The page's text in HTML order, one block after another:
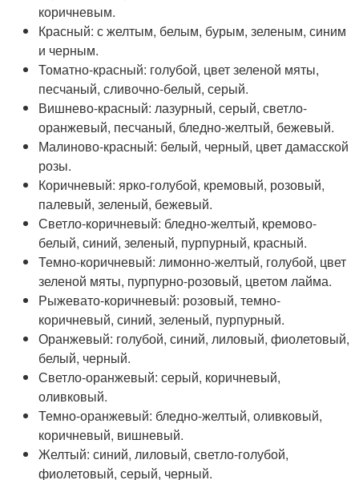
коричневым.
Красный: с желтым, белым, бурым, зеленым, синим
и черным.
Томатно-красный: голубой, цвет зеленой мяты,
песчаный, сливочно-белый, серый.
Вишнево-красный: лазурный, серый, светло-
оранжевый, песчаный, бледно-желтый, бежевый.
Малиново-красный: белый, черный, цвет дамасской
розы.
Коричневый: ярко-голубой, кремовый, розовый,
палевый, зеленый, бежевый.
Светло-коричневый: бледно-желтый, кремово-
белый, синий, зеленый, пурпурный, красный.
Темно-коричневый: лимонно-желтый, голубой, цвет
зеленой мяты, пурпурно-розовый, цветом лайма.
Рыжевато-коричневый: розовый, темно-
коричневый, синий, зеленый, пурпурный.
Оранжевый: голубой, синий, лиловый, фиолетовый,
белый, черный.
Светло-оранжевый: серый, коричневый,
оливковый.
Темно-оранжевый: бледно-желтый, оливковый,
коричневый, вишневый.
Желтый: синий, лиловый, светло-голубой,
фиолетовый, серый, черный.